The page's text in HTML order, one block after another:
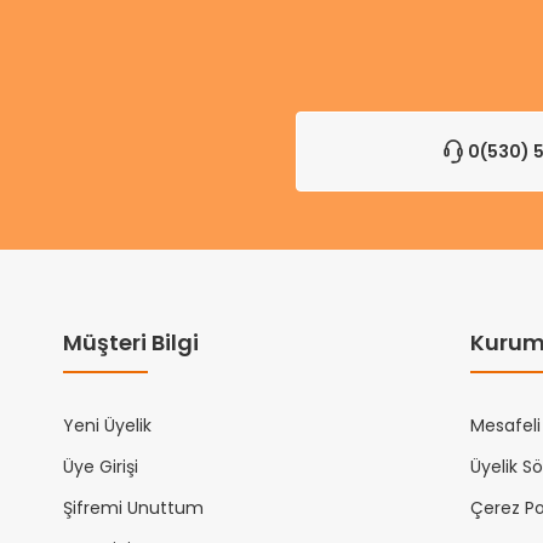
0(530)
Müşteri Bilgi
Yeni Üyelik
Üye Girişi
Şifremi Unuttum
Mesafeli
Üyelik
Çerez